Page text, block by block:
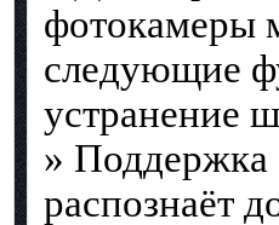
фотокамеры
следующие
устранение
» Поддержка
распознаёт